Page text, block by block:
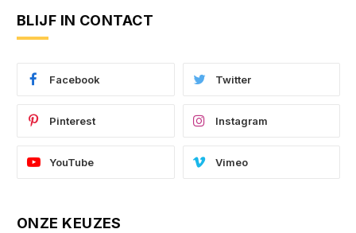
BLIJF IN CONTACT
Facebook Twitter
Pinterest Instagram
YouTube Vimeo
ONZE KEUZES